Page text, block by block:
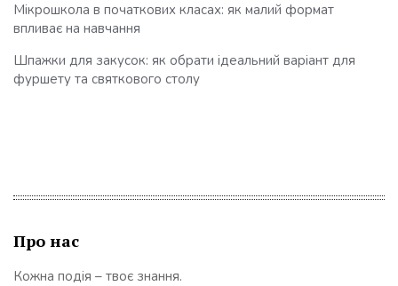
Мікрошкола в початкових класах: як малий формат
впливає на навчання
Шпажки для закусок: як обрати ідеальний варіант для
фуршету та святкового столу
Про нас
Кожна подія – твоє знання.